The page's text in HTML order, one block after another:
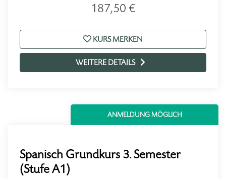
187,50 €
KURS MERKEN
WEITERE DETAILS
ANMELDUNG MÖGLICH
Spanisch Grundkurs 3. Semester
(Stufe A1)